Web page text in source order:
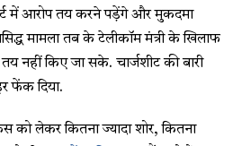
में आरोप तय करने पड़ेंगे और मुकदमा
मामला तब के टेलीकॉम मंत्री के खिलाफ
नहीं किए जा सके. चार्जशीट की बारी
फेंक दिया.
को लेकर कितना ज्यादा शोर, कितना